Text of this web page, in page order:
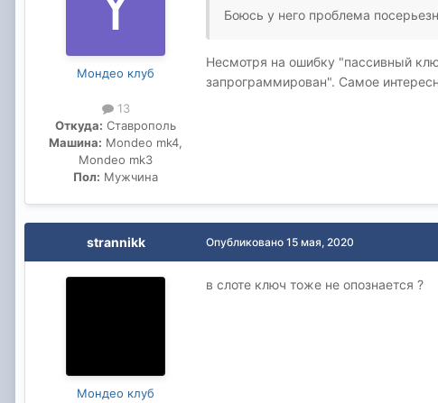
Мондео клуб
13
Откуда: Ставрополь
Машина: Mondeo mk4,
Mondeo mk3
Пол: Мужчина
Боюсь у него проблема
Несмотря на ошибку "пассивный
запрограммирован". Самое
strannikk
Мондео клуб
Опубликовано 15 мая, 2020
в слоте ключ тоже не опознается ?